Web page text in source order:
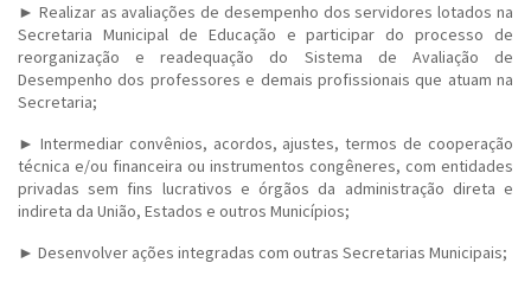
► Realizar as avaliações de desempenho dos servidores lotados na
Secretaria Municipal de Educação e participar do processo de
reorganização e readequação do Sistema de Avaliação de
Desempenho dos professores e demais profissionais que atuam na
Secretaria;
► Intermediar convênios, acordos, ajustes, termos de cooperação
técnica e/ou financeira ou instrumentos congêneres, com entidades
privadas sem fins lucrativos e órgãos da administração direta e
indireta da União, Estados e outros Municípios;
► Desenvolver ações integradas com outras Secretarias Municipais;